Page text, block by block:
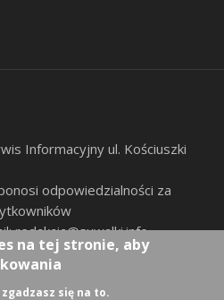
Informacyjny ul. Kościuszki
odpowiedzialności za
redakcja@suwalki.info,
na tej stronie, aby
się na to.